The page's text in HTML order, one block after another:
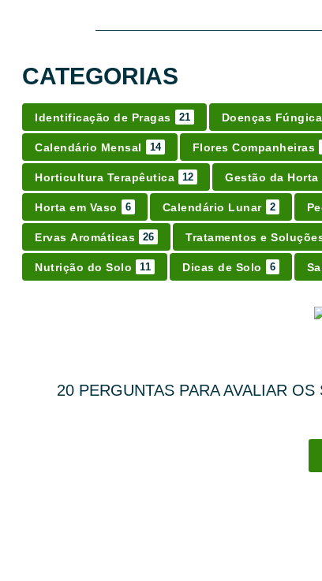
CATEGORIAS
Identificação de Pragas 21 Doenças
Calendário Mensal 14 Flores Companheiras
Horticultura Terapêutica 12 Gestão da Horta
Horta em Vaso 6 Calendário Lunar 2
Ervas Aromáticas 26 Tratamentos e
Nutrição do Solo 11 Dicas de Solo 6
20 PERGUNTAS PARA AVALIAR